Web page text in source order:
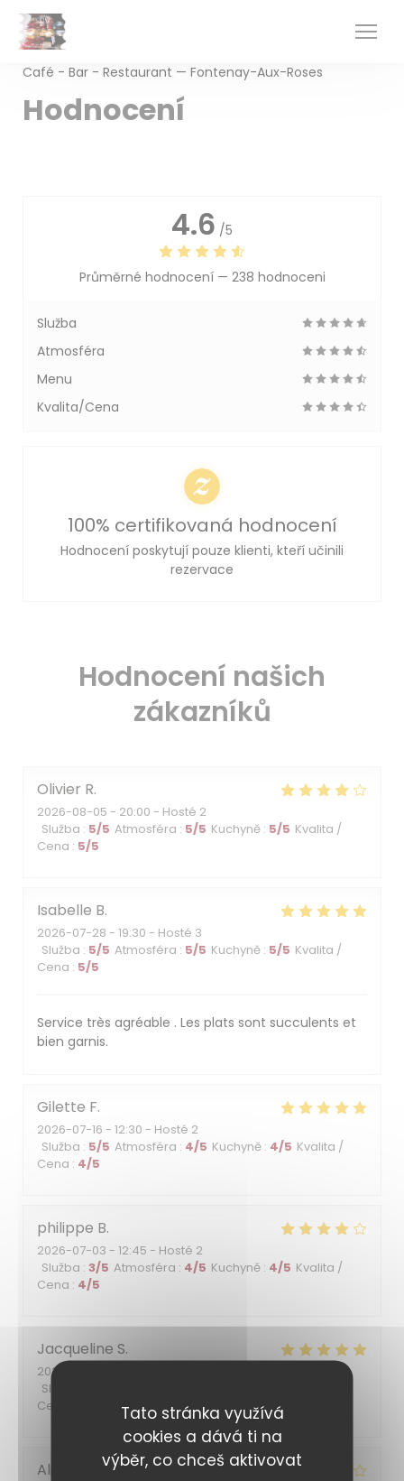
Panel pro správu cookies
Tato stránka využívá
cookies a dává ti na
výběr, co chceš aktivovat
Café - Bar - Restaurant — Fontenay-Aux-Roses
Hodnocení
Hodnocení našich
zákazníků
Olivier R
2026-08-05 - 20:00 - Hosté 2
Služba : 5/5 Atmosféra : 5/5 Kuchyně : 5/5 Kvalita /
Cena : 5/5
Isabelle B
2026-07-28 - 19:30 - Hosté 3
Služba : 5/5 Atmosféra : 5/5 Kuchyně : 5/5 Kvalita /
Cena : 5/5
Service très agréable . Les plats sont succulents et
bien garnis.
Gilette F
2026-07-16 - 12:30 - Hosté 2
Služba : 5/5 Atmosféra : 4/5 Kuchyně : 4/5 Kvalita /
Cena : 4/5
philippe B
2026-07-03 - 12:45 - Hosté 2
Služba : 3/5 Atmosféra : 4/5 Kuchyně : 4/5 Kvalita /
Cena : 4/5
Jacqueline S
2026-06-30
Služba
Cena
Alina
4.6 /5
Průměrné hodnocení — 238 hodnoceni
Služba
Atmosféra
Menu
Kvalita/Cena
100% certifikovaná hodnocení
Hodnocení poskytují pouze klienti, kteří učinili
rezervace